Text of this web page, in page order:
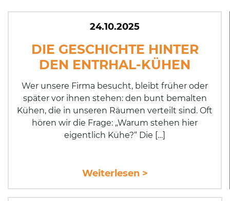
DIE GESCHICHTE HINTER
DEN ENTRHAL-KÜHEN
24.10.2025
Wer unsere Firma besucht, bleibt früher oder
später vor ihnen stehen: den bunt bemalten
Kühen, die in unseren Räumen verteilt sind. Oft
hören wir die Frage: „Warum stehen hier
eigentlich Kühe?“ Die […]
Weiterlesen >